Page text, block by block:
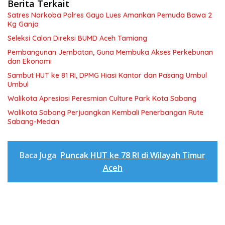
Berita Terkait
Satres Narkoba Polres Gayo Lues Amankan Pemuda Bawa 2
Kg Ganja
Seleksi Calon Direksi BUMD Aceh Tamiang
Pembangunan Jembatan, Guna Membuka Akses Perkebunan
dan Ekonomi
Sambut HUT ke 81 RI, DPMG Hiasi Kantor dan Pasang Umbul
Umbul
Walikota Apresiasi Peresmian Culture Park Kota Sabang
Walikota Sabang Perjuangkan Kembali Penerbangan Rute
Sabang-Medan
Baca Juga Puncak HUT ke 78 RI di Wilayah Timur
Aceh